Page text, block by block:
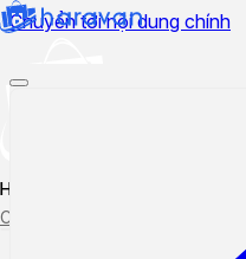
Chuyển tới nội dung chính
Hướng dẫn sử dụng
Cập nhật tính năng mới